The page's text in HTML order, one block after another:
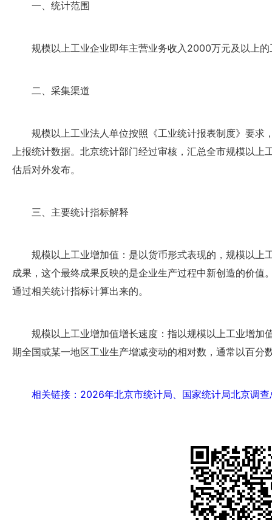
一、统计范围
规模以上工业企业即年主营业务收入2000万元及以上
二、采集渠道
规模以上工业法人单位按照《工业统计报表制度》要求
上报统计数据。北京统计部门经过审核，汇总全市规模以上
估后对外发布。
三、主要统计指标解释
规模以上工业增加值：是以货币形式表现的，规模以上
成果，这个最终成果反映的是企业生产过程中新创造的价值
通过相关统计指标计算出来的。
规模以上工业增加值增长速度：指以规模以上工业增加
期全国或某一地区工业生产增减变动的相对数，通常以百分
相关链接：2026年北京市统计局、国家统计局北京调